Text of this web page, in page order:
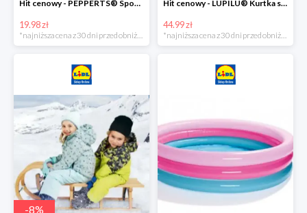
Hit cenowy - PEPPERTS® Spodnie dresowe chłopięce, 1 para
19.98 zł
Hit cenowy - LUPILU® Kurtka softshell chłopięca, 1 sztuka
44.99 zł
-8%